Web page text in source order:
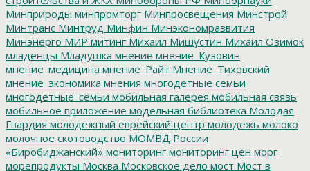
Минприроды минпромторг Минпросвещения Минстрой
Минтранс Минтруд Минфин Минэкономразвития
Минэнерго МИР митинг Михаил Мишустин Михаил Озимок
младенцы Младушка мнение мнение_Кузовин
мнение_медицина мнение_Райт Мнение_Тиховский
мнение_экономика мнения многодетные семьи
многодетные_семьи мобильная галерея мобильная связь
мобильное приложение модельная библиотека Молодая
Гвардия молодежный еврейский центр молодежь молоко
молочное скотоводство МОМВД России
«Биробиджанский» мониторинг мониторинг цен морг
морепродукты Москва Московское дело мост Мост в